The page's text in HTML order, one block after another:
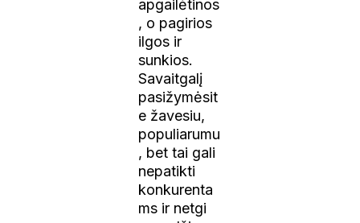
apgailėtinos
, o pagirios
ilgos ir
sunkios.
Savaitgalį
pasižymėsit
e žavesiu,
populiarumu
, bet tai gali
nepatikti
konkurenta
ms ir netgi